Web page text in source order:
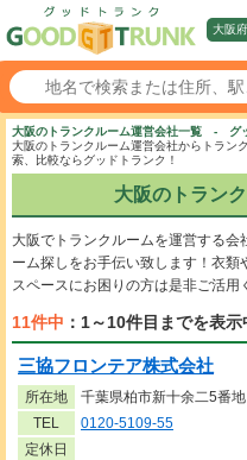
大阪府
大阪のトランクルーム運営会社一覧 - グ
大阪のトランクルーム運営会社からトラン
索、比較ならグッドトランク！
大阪のトラン
大阪でトランクルームを運営する
ーム探しをお手伝い致します！衣
スペースにお困りの方は是非ご活用
11件中 ：1～10件目までを表示
三協フロンテア株式会社
所在地
千葉県柏市新十余二5番地
TEL
0120-5109-55
定休日